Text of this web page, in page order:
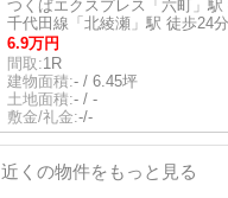
つくばエクスプレス「六町」駅
千代田線「北綾瀬」駅 徒歩24分
6.9万円
間取:1R
建物面積:- / 6.45坪
土地面積:- / -
敷金/礼金:-/-
近くの物件をもっと見る